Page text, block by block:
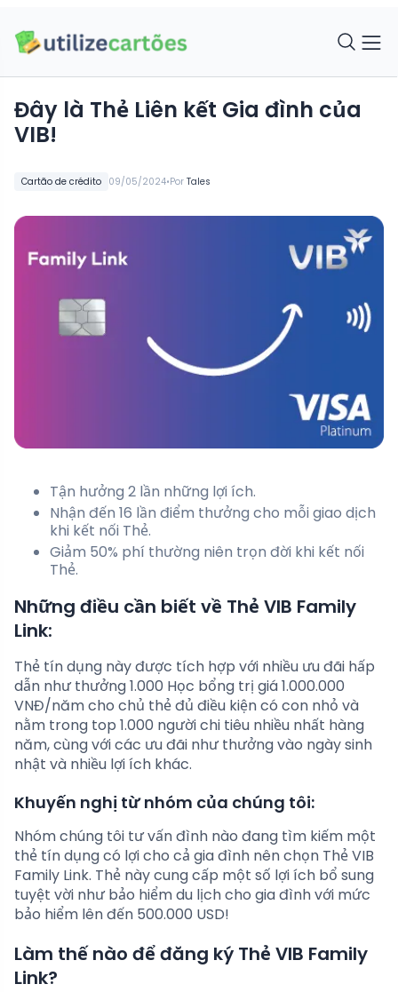
Cartão de crédito 09/05/2024•Por Tales
Đây là Thẻ Liên kết Gia đình của
VIB!
Tận hưởng 2 lần những lợi ích.
Nhận đến 16 lần điểm thưởng cho mỗi giao dịch
khi kết nối Thẻ.
Giảm 50% phí thường niên trọn đời khi kết nối
Thẻ.
Những điều cần biết về Thẻ VIB Family
Link:
Thẻ tín dụng này được tích hợp với nhiều ưu đãi hấp
dẫn như thưởng 1.000 Học bổng trị giá 1.000.000
VNĐ/năm cho chủ thẻ đủ điều kiện có con nhỏ và
nằm trong top 1.000 người chi tiêu nhiều nhất hàng
năm, cùng với các ưu đãi như thưởng vào ngày sinh
nhật và nhiều lợi ích khác.
Khuyến nghị từ nhóm của chúng tôi:
Nhóm chúng tôi tư vấn đình nào đang tìm kiếm một
thẻ tín dụng có lợi cho cả gia đình nên chọn Thẻ VIB
Family Link. Thẻ này cung cấp một số lợi ích bổ sung
tuyệt vời như bảo hiểm du lịch cho gia đình với mức
bảo hiểm lên đến 500.000 USD!
Làm thế nào để đăng ký Thẻ VIB Family
Link?